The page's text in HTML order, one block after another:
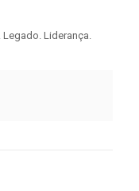
Liderança.